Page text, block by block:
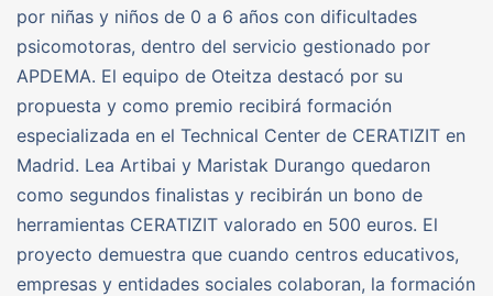
por niñas y niños de 0 a 6 años con dificultades
psicomotoras, dentro del servicio gestionado por
APDEMA. El equipo de Oteitza destacó por su
propuesta y como premio recibirá formación
especializada en el Technical Center de CERATIZIT en
Madrid. Lea Artibai y Maristak Durango quedaron
como segundos finalistas y recibirán un bono de
herramientas CERATIZIT valorado en 500 euros. El
proyecto demuestra que cuando centros educativos,
empresas y entidades sociales colaboran, la formación